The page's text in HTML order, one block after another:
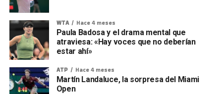
WTA Hace 4 meses
Paula Badosa y el drama mental que
atraviesa: «Hay voces que no deberían
estar ahí»
ATP Hace 4 meses
Martín Landaluce, la sorpresa del Miami
Open